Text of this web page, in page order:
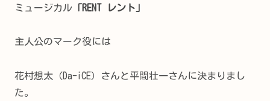
ミュージカル 「RENT レント」
主人公のマーク役には
花村想太（Da-iCE）さんと 平間壮一さんに決まりまし
た。